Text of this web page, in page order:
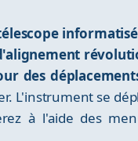
des
L'instrument se
à l'aide des